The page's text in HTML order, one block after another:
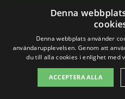
Sök efter en
Denna
Denna webbplats använder
användarupplevelsen. Genom att
du till alla cookies i enlighet med
ACCEPTERA ALLA